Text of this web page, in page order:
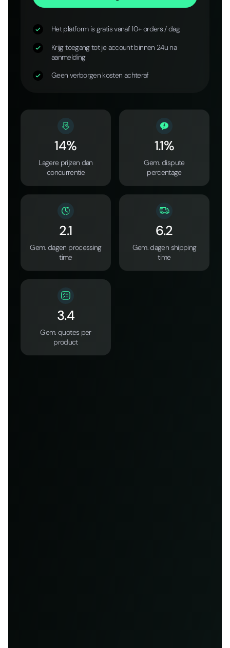
Het platform is gratis vanaf 10+ orders / dag
Krijg toegang tot je account binnen 24u na
aanmelding
Geen verborgen kosten achteraf
14%
Lagere prijzen dan
concurrentie
1.1%
Gem. dispute
percentage
2.1
Gem. dagen processing
time
6.2
Gem. dagen shipping
time
3.4
Gem. quotes per
product